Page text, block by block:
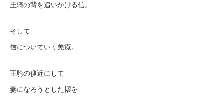
王騎の背を追いかける信。
そして
信についていく羌瘣。
王騎の側近にして
妻になろうとした摎を